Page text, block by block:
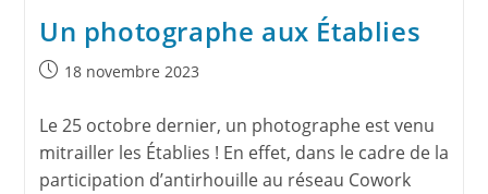
Un photographe aux Établies
18 novembre 2023
Le 25 octobre dernier, un photographe est venu
mitrailler les Établies ! En effet, dans le cadre de la
participation d’antirhouille au réseau Cowork